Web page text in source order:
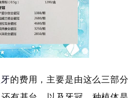
的费用，主要是由这么三部分